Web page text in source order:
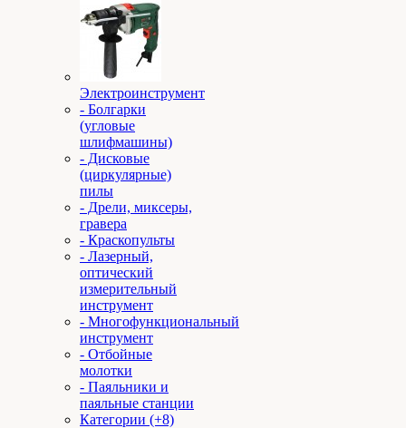
Электроинструмент
- Болгарки
(угловые
шлифмашины)
- Дисковые
(циркулярные)
пилы
- Дрели, миксеры,
гравера
- Краскопульты
- Лазерный,
оптический
измерительный
инструмент
- Многофункциональный
инструмент
- Отбойные
молотки
- Паяльники и
паяльные станции
Категории (+8)